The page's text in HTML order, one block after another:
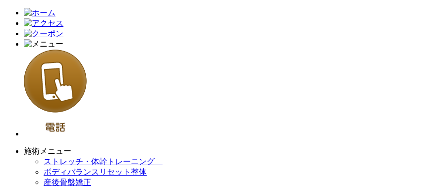
施術メニュー
ストレッチ・体幹トレーニング
ボディバランスリセット整体
産後骨盤矯正